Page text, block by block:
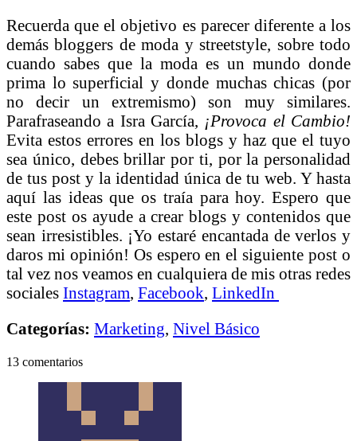
Recuerda que el objetivo es parecer diferente a los
demás bloggers de moda y streetstyle, sobre todo
cuando sabes que la moda es un mundo donde
prima lo superficial y donde muchas chicas (por
no decir un extremismo) son muy similares.
Parafraseando a Isra García, ¡Provoca el Cambio!
Evita estos errores en los blogs y haz que el tuyo
sea único, debes brillar por ti, por la personalidad
de tus post y la identidad única de tu web. Y hasta
aquí las ideas que os traía para hoy. Espero que
este post os ayude a crear blogs y contenidos que
sean irresistibles. ¡Yo estaré encantada de verlos y
daros mi opinión! Os espero en el siguiente post o
tal vez nos veamos en cualquiera de mis otras redes
sociales Instagram, Facebook, LinkedIn
Categorías: Marketing, Nivel Básico
13 comentarios